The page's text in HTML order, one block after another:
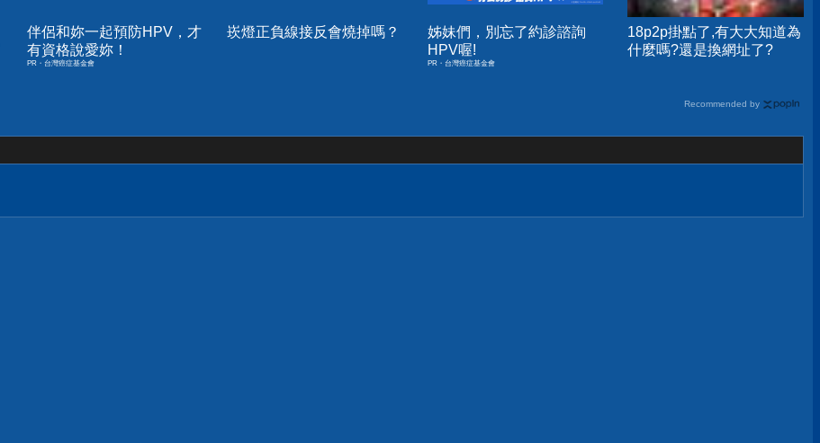
伴侶和妳一起預防HPV，才
有資格說愛妳！
PR・台灣癌症基金會
崁燈正負線接反會燒掉嗎？
姊妹們，別忘了約診諮詢
HPV喔!
PR・台灣癌症基金會
18p2p掛點了,有大大知道為
什麼嗎?還是換網址了?
Recommended by